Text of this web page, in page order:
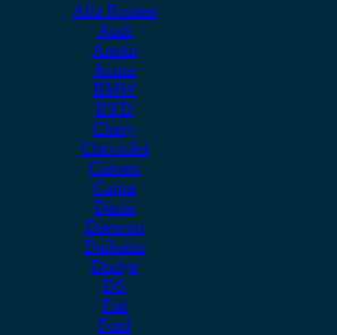
Alfa Romeo
Audi
Austin
Acura
BMW
BYD
Chery
Chevrolet
Citroen
Cupra
Dacia
Daewoo
Daihatsu
Dodge
DS
Fiat
Ford